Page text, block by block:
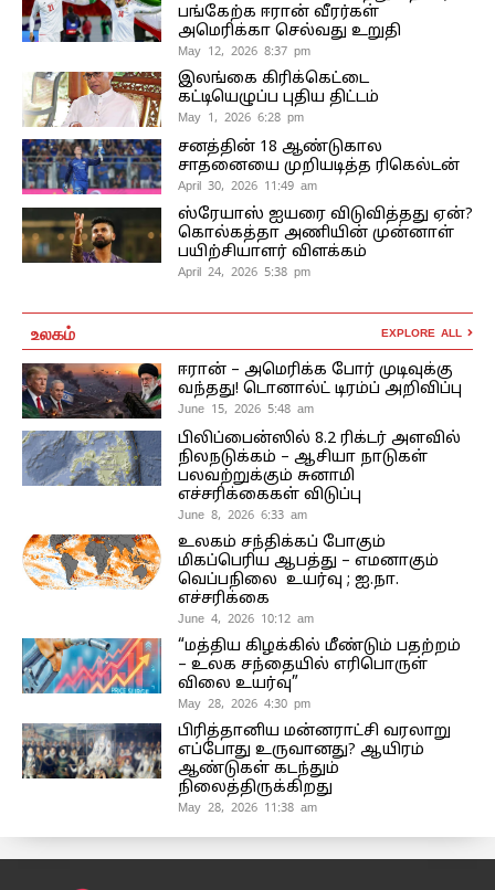
பங்கேற்க ஈரான் வீரர்கள்
அமெரிக்கா செல்வது உறுதி
May 12, 2026 8:37 pm
இலங்கை கிரிக்கெட்டை
கட்டியெழுப்ப புதிய திட்டம்
May 1, 2026 6:28 pm
சனத்தின் 18 ஆண்டுகால
சாதனையை முறியடித்த ரிகெல்டன்
April 30, 2026 11:49 am
ஸ்ரேயாஸ் ஐயரை விடுவித்தது ஏன்?
கொல்கத்தா அணியின் முன்னாள்
பயிற்சியாளர் விளக்கம்
April 24, 2026 5:38 pm
உலகம் EXPLORE ALL
ஈரான் – அமெரிக்க போர் முடிவுக்கு
வந்தது! டொனால்ட் டிரம்ப் அறிவிப்பு
June 15, 2026 5:48 am
பிலிப்பைன்ஸில் 8.2 ரிக்டர் அளவில்
நிலநடுக்கம் – ஆசியா நாடுகள்
பலவற்றுக்கும் சுனாமி
எச்சரிக்கைகள் விடுப்பு
June 8, 2026 6:33 am
உலகம் சந்திக்கப் போகும்
மிகப்பெரிய ஆபத்து – எமனாகும்
வெப்பநிலை உயர்வு ; ஐ.நா.
எச்சரிக்கை
June 4, 2026 10:12 am
“மத்திய கிழக்கில் மீண்டும் பதற்றம்
– உலக சந்தையில் எரிபொருள்
விலை உயர்வு”
May 28, 2026 4:30 pm
பிரித்தானிய மன்னராட்சி வரலாறு
எப்போது உருவானது? ஆயிரம்
ஆண்டுகள் கடந்தும்
நிலைத்திருக்கிறது
May 28, 2026 11:38 am